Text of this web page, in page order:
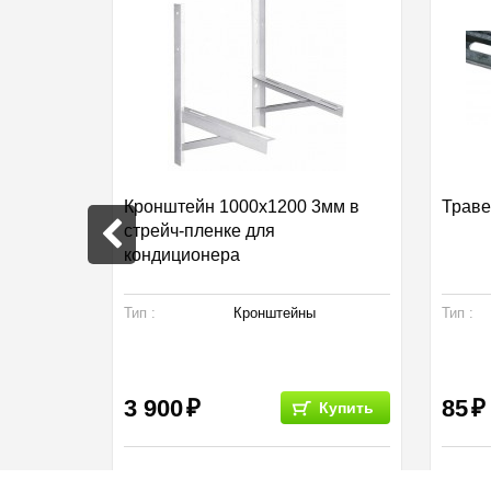
Кронштейн 1000х1200 3мм в
стрейч-пленке для
кондиционера
Тип : Кронштейны
3 900 Купить
Тип :
85